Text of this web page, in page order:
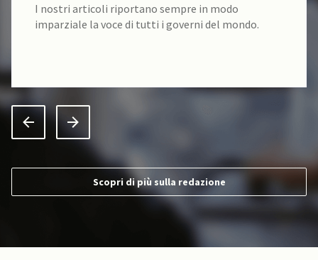
I nostri articoli riportano sempre in modo
imparziale la voce di tutti i governi del mondo.
Scopri di più sulla redazione